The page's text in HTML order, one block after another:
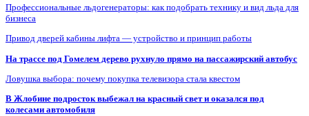
Профессиональные льдогенераторы: как подобрать технику и вид льда для
бизнеса
Привод дверей кабины лифта — устройство и принцип работы
На трассе под Гомелем дерево рухнуло прямо на пассажирский автобус
Ловушка выбора: почему покупка телевизора стала квестом
В Жлобине подросток выбежал на красный свет и оказался под
колесами автомобиля